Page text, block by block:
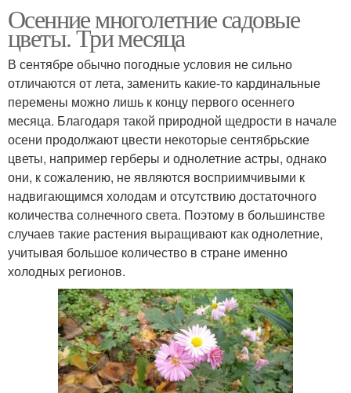
Осенние многолетние садовые
цветы. Три месяца
В сентябре обычно погодные условия не сильно
отличаются от лета, заменить какие-то кардинальные
перемены можно лишь к концу первого осеннего
месяца. Благодаря такой природной щедрости в начале
осени продолжают цвести некоторые сентябрьские
цветы, например герберы и однолетние астры, однако
они, к сожалению, не являются восприимчивыми к
надвигающимся холодам и отсутствию достаточного
количества солнечного света. Поэтому в большинстве
случаев такие растения выращивают как однолетние,
учитывая большое количество в стране именно
холодных регионов.